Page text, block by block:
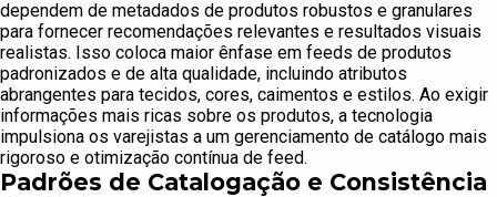
dependem de metadados de produtos robustos e granulares
para fornecer recomendações relevantes e resultados visuais
realistas. Isso coloca maior ênfase em feeds de produtos
padronizados e de alta qualidade, incluindo atributos
abrangentes para tecidos, cores, caimentos e estilos. Ao exigir
informações mais ricas sobre os produtos, a tecnologia
impulsiona os varejistas a um gerenciamento de catálogo mais
rigoroso e otimização contínua de feed.
Padrões de Catalogação e Consistência